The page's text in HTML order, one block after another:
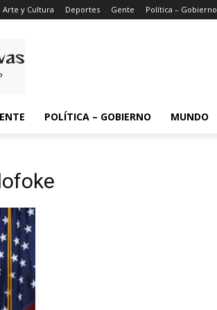
Arte y Cultura Deportes Gente Política – Gobierno
POLÍTICA – GOBIERNO MUNDO